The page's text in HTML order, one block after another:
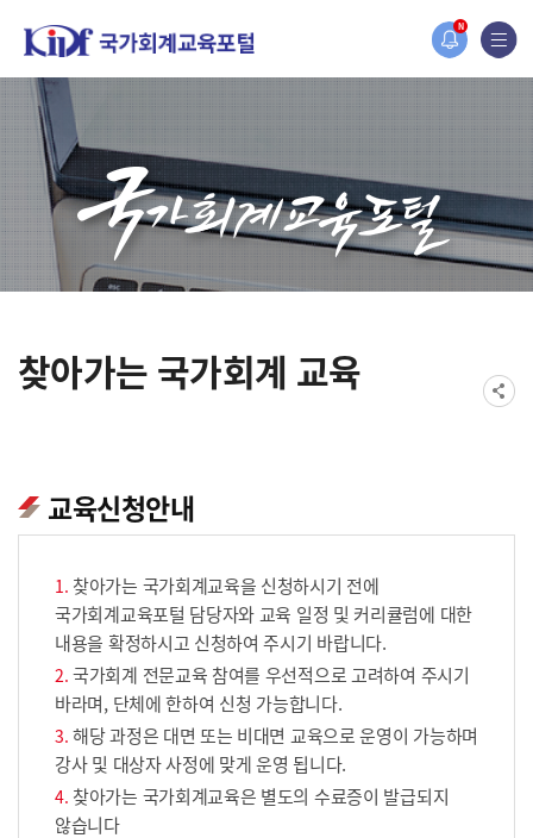
N
홈페이지가 새롭게 개편되었습니다.
한국조세재정연구원홈페이지가 새롭게 개설되었습니다.
찾아가는 국가회계 교육
교육신청안내
찾아가는 국가회계교육을 신청하시기 전에
국가회계교육포털 담당자와 교육 일정 및 커리큘럼에 대한
내용을 확정하시고 신청하여 주시기 바랍니다.
국가회계 전문교육 참여를 우선적으로 고려하여 주시기
바라며, 단체에 한하여 신청 가능합니다.
해당 과정은 대면 또는 비대면 교육으로 운영이 가능하며
강사 및 대상자 사정에 맞게 운영 됩니다.
찾아가는 국가회계교육은 별도의 수료증이 발급되지
않습니다